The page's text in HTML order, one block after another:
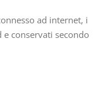
ad internet, i
conservati secondo